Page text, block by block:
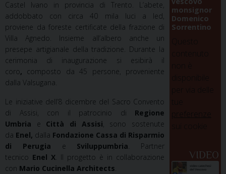
Castel Ivano in provincia di Trento. L’abete,
addobbato con circa 40 mila luci a led,
proviene da foreste certificate della frazione di
Villa Agnedo. Insieme all’albero anche un
presepe artigianale della tradizione. Durante la
cerimonia di inaugurazione si esibirà il
coro, composto da 45 persone, proveniente
dalla Valsugana.
Le iniziative dell’8 dicembre del Sacro Convento
di Assisi, con il patrocinio di Regione
Umbria e Città di Assisi, sono sostenute
da Enel, dalla Fondazione Cassa di Risparmio
di Perugia e Sviluppumbria. Partner
tecnico Enel X. Il progetto è in collaborazione
con Mario Cucinella Architects.
monsignor
Domenico
Sorrentino
VIDEO